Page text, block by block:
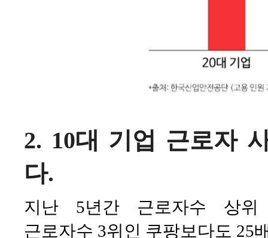
2. 10대 기업 근로자
다.
지난 5년간 근로자수 상
근로자수 3위인 쿠팡보다도 25